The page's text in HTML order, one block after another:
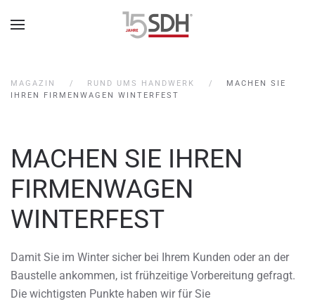
MAGAZIN RUND UMS HANDWERK
MACHEN SIE
IHREN FIRMENWAGEN WINTERFEST
MACHEN SIE IHREN
FIRMENWAGEN
WINTERFEST
Damit Sie im Winter sicher bei Ihrem Kunden oder an der
Baustelle ankommen, ist frühzeitige Vorbereitung gefragt.
Die wichtigsten Punkte haben wir für Sie